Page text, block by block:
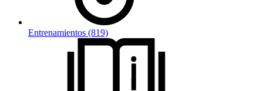
Entrenamientos (819)